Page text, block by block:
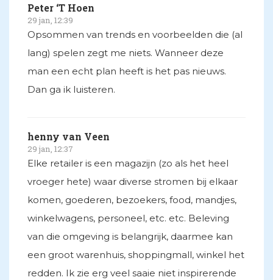
Peter ‘T Hoen
29 jan, 12:39
Opsommen van trends en voorbeelden die (al
lang) spelen zegt me niets. Wanneer deze
man een echt plan heeft is het pas nieuws.
Dan ga ik luisteren.
henny van Veen
29 jan, 12:37
Elke retailer is een magazijn (zo als het heel
vroeger hete) waar diverse stromen bij elkaar
komen, goederen, bezoekers, food, mandjes,
winkelwagens, personeel, etc. etc. Beleving
van die omgeving is belangrijk, daarmee kan
een groot warenhuis, shoppingmall, winkel het
redden. Ik zie erg veel saaie niet inspirerende